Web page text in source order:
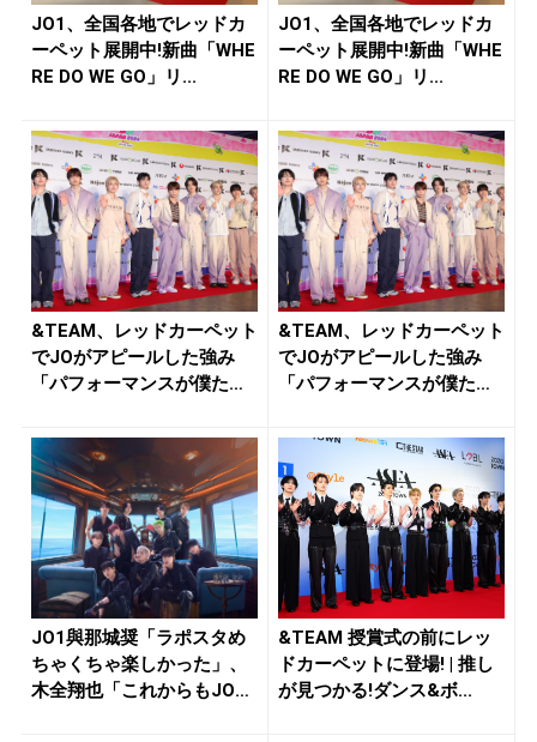
JO1、全国各地でレッドカ
ーペット展開中!新曲「WHE
RE DO WE GO」リ...
JO1、全国各地でレッドカ
ーペット展開中!新曲「WHE
RE DO WE GO」リ...
&TEAM、レッドカーペット
でJOがアピールした強み
「パフォーマンスが僕たち
&TEAM、レッドカーペット
でJOがアピールした強み
「パフォーマンスが僕たち
JO1與那城奨「ラポスタめ
ちゃくちゃ楽しかった」、
木全翔也「これからもJO
&TEAM 授賞式の前にレッ
ドカーペットに登場! | 推し
が見つかる!ダンス&ボ...